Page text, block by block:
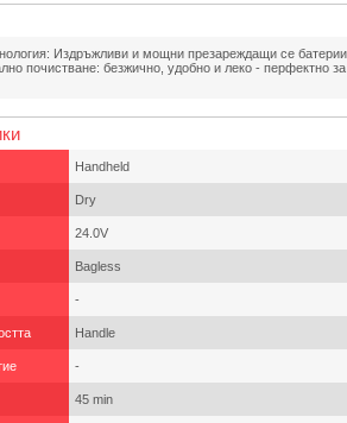
Издръжливи и мощни презареждащи се
почистване: безжично, удобно и леко - перфектно
Handheld
Dry
24.0V
Bagless
-
Handle
-
45 min